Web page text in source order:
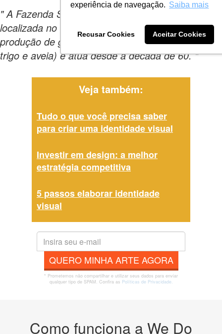
experiência de navegação. Saiba mais
Recusar Cookies Aceitar Cookies
" A Fazenda Siviero é uma propriedade rural
localizada no Paraná, possui seu foco na
produção de grandes commodities (milho, soja,
trigo e aveia) e atua desde a década de 60. "
Veja também:
Tudo o que você precisa saber
para criar uma identidade visual
Investir em design: a melhor
estratégia competitiva
5 passos elaborar identidade
visual
QUERO MINHA ARTE AGORA
* Prometemos não compartilhar e utilizar seus dados para enviar
qualquer tipo de SPAM. Confira as Políticas de Privacidade.
Como funciona a We Do